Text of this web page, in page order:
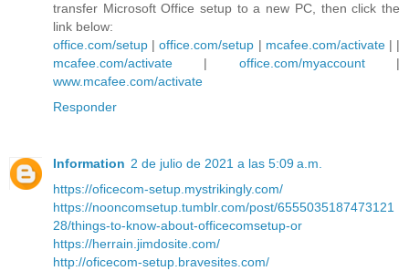
transfer Microsoft Office setup to a new PC, then click the
link below:
office.com/setup |office.com/setup | mcafee.com/activate| |
mcafee.com/activate | office.com/myaccount|
www.mcafee.com/activate
Responder
Information 2 de julio de 2021 a las 5:09 a.m.
https://oficecom-setup.mystrikingly.com/
https://nooncomsetup.tumblr.com/post/6555035187473121
28/things-to-know-about-officecomsetup-or
https://herrain.jimdosite.com/
http://oficecom-setup.bravesites.com/